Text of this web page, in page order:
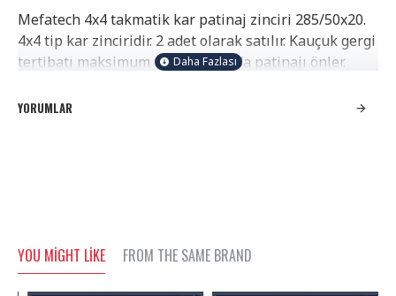
Mefatech 4x4 takmatik kar patinaj zinciri 285/50x20.
4x4 tip kar zinciridir. 2 adet olarak satılır. Kauçuk gergi
tertibatı maksimum tutuş ile karda patinajı önler.
performans sağlar. Karlı yüzeyde lastiklerin
kolay ve çabuk bir şekilde takılmasına yardımcı olur.
Araç hareket etmeden takma gerçekleşirken, pratik
YORUMLAR
YOU MIGHT LIKE FROM THE SAME BRAND